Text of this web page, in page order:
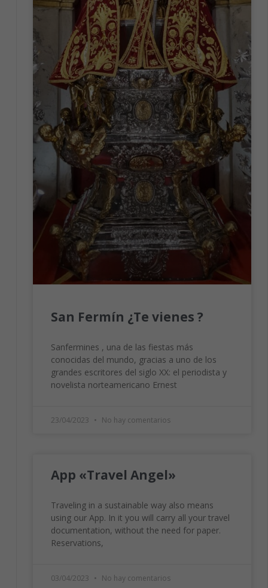
San Fermín ¿Te vienes ?
Sanfermines , una de las fiestas más
conocidas del mundo, gracias a uno de los
grandes escritores del siglo XX: el periodista y
novelista norteamericano Ernest
23/04/2023 No hay comentarios
App «Travel Angel»
Traveling in a sustainable way also means
using our App. In it you will carry all your travel
documentation, without the need for paper.
Reservations,
03/04/2023 No hay comentarios